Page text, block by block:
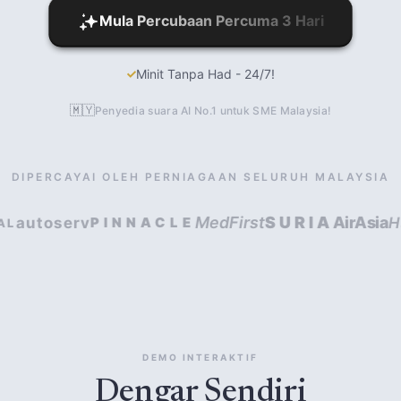
Mula Percubaan Percuma 3 Hari
Minit Tanpa Had - 24/7!
🇲🇾Penyedia suara AI No.1 untuk SME Malaysia!
DIPERCAYAI OLEH PERNIAGAAN SELURUH MALAYSIA
PINNACLEMedFirstSURIAAirAsia
DEMO INTERAKTIF
Dengar Sendiri